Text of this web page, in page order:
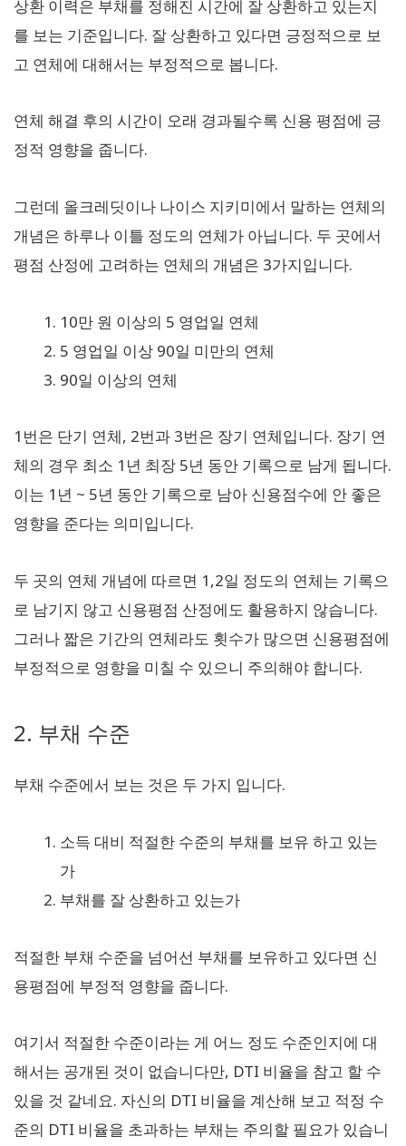
상환 이력은 부채를 정해진 시간에 잘 상환하고 있는지
를 보는 기준입니다. 잘 상환하고 있다면 긍정적으로 보
고 연체에 대해서는 부정적으로 봅니다.
연체 해결 후의 시간이 오래 경과될수록 신용 평점에 긍
정적 영향을 줍니다.
그런데 올크레딧이나 나이스 지키미에서 말하는 연체의
개념은 하루나 이틀 정도의 연체가 아닙니다. 두 곳에서
평점 산정에 고려하는 연체의 개념은 3가지입니다.
10만 원 이상의 5 영업일 연체
5 영업일 이상 90일 미만의 연체
90일 이상의 연체
1번은 단기 연체, 2번과 3번은 장기 연체입니다. 장기 연
체의 경우 최소 1년 최장 5년 동안 기록으로 남게 됩니다.
이는 1년 ~ 5년 동안 기록으로 남아 신용점수에 안 좋은
영향을 준다는 의미입니다.
두 곳의 연체 개념에 따르면 1,2일 정도의 연체는 기록으
로 남기지 않고 신용평점 산정에도 활용하지 않습니다.
그러나 짧은 기간의 연체라도 횟수가 많으면 신용평점에
부정적으로 영향을 미칠 수 있으니 주의해야 합니다.
2. 부채 수준
부채 수준에서 보는 것은 두 가지 입니다.
소득 대비 적절한 수준의 부채를 보유 하고 있는
가
부채를 잘 상환하고 있는가
적절한 부채 수준을 넘어선 부채를 보유하고 있다면 신
용평점에 부정적 영향을 줍니다.
여기서 적절한 수준이라는 게 어느 정도 수준인지에 대
해서는 공개된 것이 없습니다만, DTI 비율을 참고 할 수
있을 것 같네요. 자신의 DTI 비율을 계산해 보고 적정 수
준의 DTI 비율을 초과하는 부채는 주의할 필요가 있습니